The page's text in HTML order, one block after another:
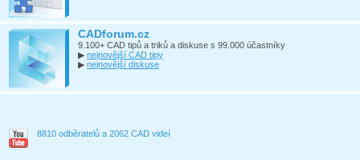
CADforum.cz
9.100+ CAD tipů a triků a diskuse s 99.000 účastníky
▶ nejnovější CAD tipy
▶ nejnovější diskuse
8810 odběratelů a 2062 CAD videí